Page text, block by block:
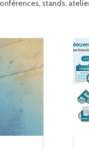
stands,